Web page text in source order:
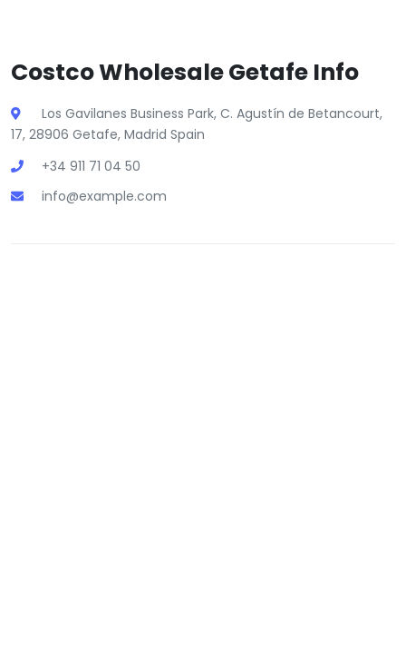
Costco Wholesale Getafe Info
Los Gavilanes Business Park, C. Agustín de Betancourt,
17, 28906 Getafe, Madrid Spain
+34 911 71 04 50
info@example.com